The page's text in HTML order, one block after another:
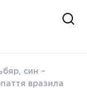
син –
вразила